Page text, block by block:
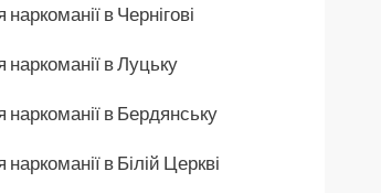
наркоманії в Чернігові
наркоманії в Луцьку
наркоманії в Бердянську
наркоманії в Білій Церкві